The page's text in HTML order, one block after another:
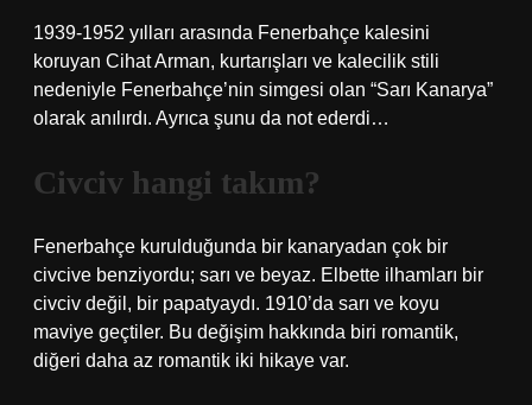
1939-1952 yılları arasında Fenerbahçe kalesini
koruyan Cihat Arman, kurtarışları ve kalecilik stili
nedeniyle Fenerbahçe’nin simgesi olan “Sarı Kanarya”
olarak anılırdı. Ayrıca şunu da not ederdi…
Civciv hangi takım?
Fenerbahçe kurulduğunda bir kanaryadan çok bir
civcive benziyordu; sarı ve beyaz. Elbette ilhamları bir
civciv değil, bir papatyaydı. 1910’da sarı ve koyu
maviye geçtiler. Bu değişim hakkında biri romantik,
diğeri daha az romantik iki hikaye var.